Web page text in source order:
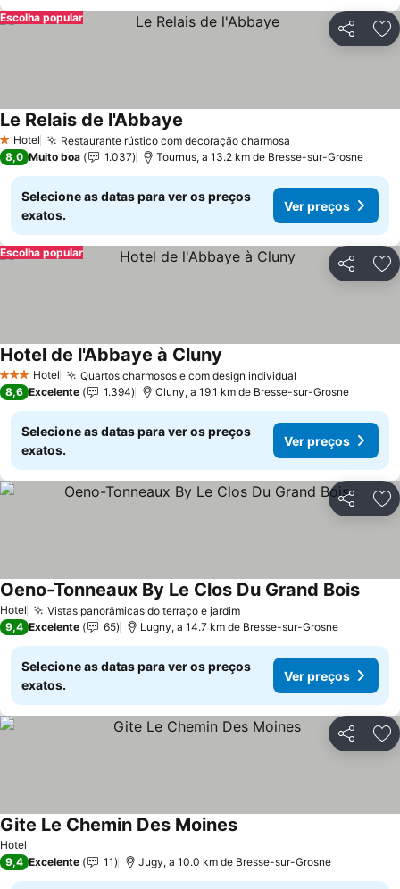
Partilhar
Escolha popular
1 Estrelas
Hotel Restaurante rústico com decoração charmosa
Le Relais de l'Abbaye
8,0 Muito boa 1.037 Tournus, a 13.2 km de Bresse-sur-Grosne
Selecione as datas para ver os preços
exatos.
Ver preços
Partilhar
Escolha popular
3 EstrelasHotel Quartos charmosos e com design individual
Hotel de l'Abbaye à Cluny
8,6 Excelente 1.394 Cluny, a 19.1 km de Bresse-sur-Grosne
Selecione as datas para ver os preços
exatos.
Ver preços
Partilhar
Hotel Vistas panorâmicas do terraço e jardim
Oeno-Tonneaux By Le Clos Du Grand Bois
9,4 Excelente 65 Lugny, a 14.7 km de Bresse-sur-Grosne
Selecione as datas para ver os preços
exatos.
Ver preços
Partilhar
Hotel
Gite Le Chemin Des Moines
9,4 Excelente 11 Jugy, a 10.0 km de Bresse-sur-Grosne